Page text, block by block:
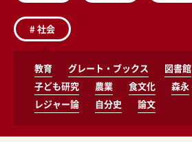
#社会
教育 グレート・ブックス 図書館
子ども研究
農業 食文化 森永
レジャー論
自分史 論文